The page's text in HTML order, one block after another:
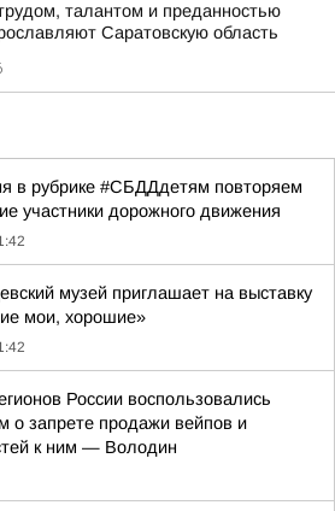
талантом и преданностью
Саратовскую область
в рубрике #СБДДдетям повторяем
участники дорожного движения
музей приглашает на выставку
мои, хорошие»
России воспользовались
о запрете продажи вейпов и
к ним — Володин